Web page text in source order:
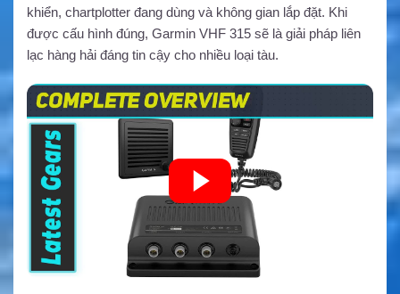
khiển, chartplotter đang dùng và không gian lắp đặt. Khi
được cấu hình đúng, Garmin VHF 315 sẽ là giải pháp liên
lạc hàng hải đáng tin cậy cho nhiều loại tàu.